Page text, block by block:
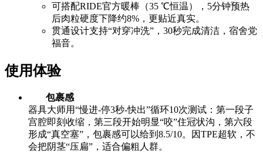
可搭配RIDE官方暖棒（35 ℃恒温），5分钟预热
后肉粒硬度下降约8%，更贴近真实。
贯通设计支持“对穿冲洗”，30秒完成清洁，宿舍党
福音。
使用体验
包裹感
器具大师用“慢进-停3秒-快出”循环10次测试：第一段子
宫腔即刻收缩，第三段开始明显“咬”住冠状沟，第六段
形成“真空塞”，包裹感可以给到8.5/10。因TPE超软，不
会把阴茎“压扁”，适合偏粗人群。